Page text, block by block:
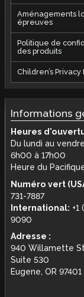
Aménagements
épreuves
Politique de
des produits
Children’s Privacy
Informations
Heures
Du lundi au
6h00 à 17h00
Heure du
Numéro vert
731-7887
International: +1
9090
Adresse :
940 Willamette
Suite 530
Eugene, OR 97401